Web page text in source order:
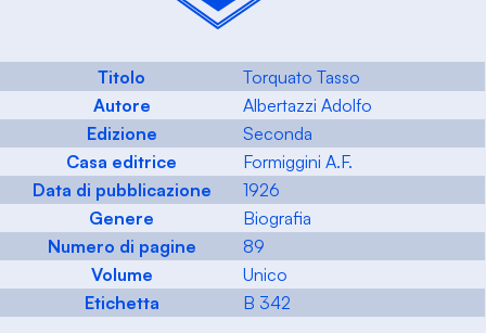
Titolo
Torquato Tasso
Autore
Albertazzi Adolfo
Edizione
Seconda
Casa editrice
Formiggini A.F.
Data di pubblicazione
1926
Genere
Biografia
Numero di pagine
89
Volume
Unico
Etichetta
B 342